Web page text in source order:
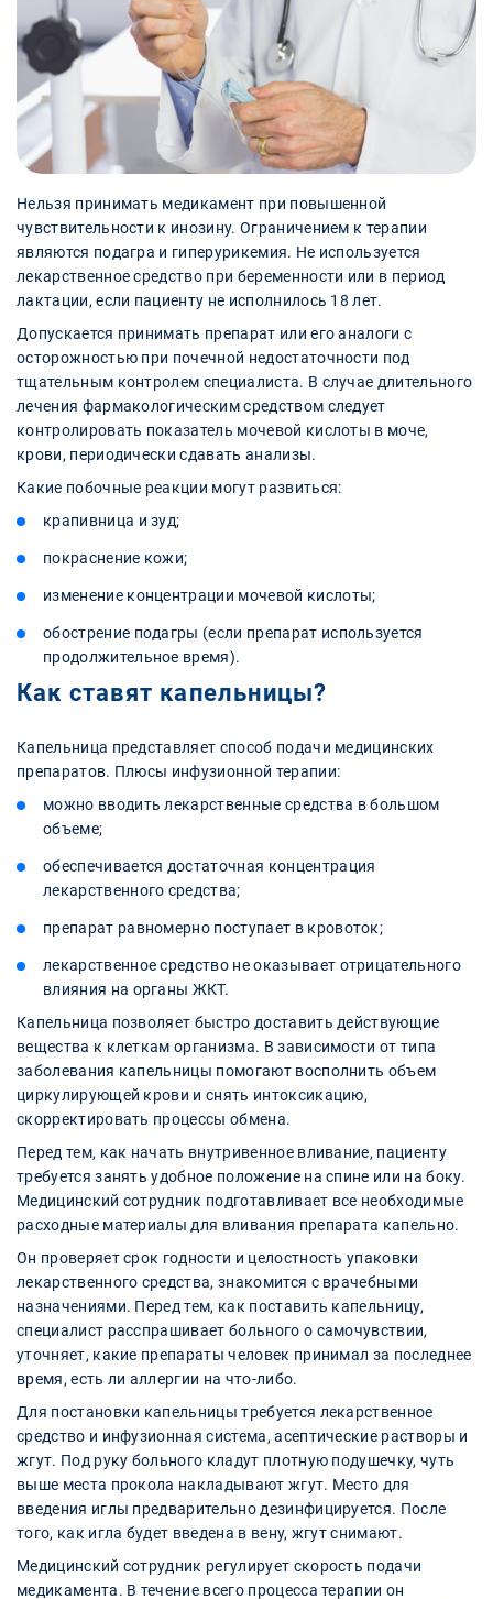
Нельзя принимать медикамент при повышенной
чувствительности к инозину. Ограничением к терапии
являются подагра и гиперурикемия. Не используется
лекарственное средство при беременности или в период
лактации, если пациенту не исполнилось 18 лет.
Допускается принимать препарат или его аналоги с
осторожностью при почечной недостаточности под
тщательным контролем специалиста. В случае длительного
лечения фармакологическим средством следует
контролировать показатель мочевой кислоты в моче,
крови, периодически сдавать анализы.
Какие побочные реакции могут развиться:
крапивница и зуд;
покраснение кожи;
изменение концентрации мочевой кислоты;
обострение подагры (если препарат используется
продолжительное время).
Как ставят капельницы?
Капельница представляет способ подачи медицинских
препаратов. Плюсы инфузионной терапии:
можно вводить лекарственные средства в большом
объеме;
обеспечивается достаточная концентрация
лекарственного средства;
препарат равномерно поступает в кровоток;
лекарственное средство не оказывает отрицательного
влияния на органы ЖКТ.
Капельница позволяет быстро доставить действующие
вещества к клеткам организма. В зависимости от типа
заболевания капельницы помогают восполнить объем
циркулирующей крови и снять интоксикацию,
скорректировать процессы обмена.
Перед тем, как начать внутривенное вливание, пациенту
требуется занять удобное положение на спине или на боку.
Медицинский сотрудник подготавливает все необходимые
расходные материалы для вливания препарата капельно.
Он проверяет срок годности и целостность упаковки
лекарственного средства, знакомится с врачебными
назначениями. Перед тем, как поставить капельницу,
специалист расспрашивает больного о самочувствии,
уточняет, какие препараты человек принимал за последнее
время, есть ли аллергии на что-либо.
Для постановки капельницы требуется лекарственное
средство и инфузионная система, асептические растворы и
жгут. Под руку больного кладут плотную подушечку, чуть
выше места прокола накладывают жгут. Место для
введения иглы предварительно дезинфицируется. После
того, как игла будет введена в вену, жгут снимают.
Медицинский сотрудник регулирует скорость подачи
медикамента. В течение всего процесса терапии он